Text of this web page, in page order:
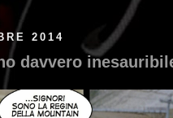
2014
davvero